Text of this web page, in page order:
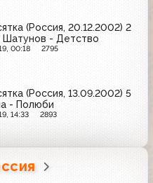
(Россия, 20.12.2002) 2
- Детство
00:18 2795
(Россия, 13.09.2002) 5
- Полюби
14:33 2893